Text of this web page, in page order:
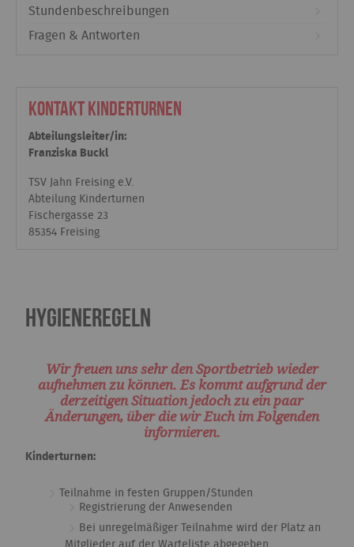
Stundenbeschreibungen
Fragen & Antworten
Kontakt Kinderturnen
Abteilungsleiter/in:
Franziska Buckl
TSV Jahn Freising e.V.
Abteilung Kinderturnen
Fischergasse 23
85354 Freising
Hygieneregeln
Wir freuen uns sehr den Sportbetrieb wieder
aufnehmen zu können. Es kommt aufgrund der
derzeitigen Situation jedoch zu ein paar
Änderungen, über die wir Euch im Folgenden
informieren.
Kinderturnen:
Teilnahme in festen Gruppen/Stunden
Registrierung der Anwesenden
Bei unregelmäßiger Teilnahme wird der Platz an
Mitglieder auf der Warteliste abgegeben.